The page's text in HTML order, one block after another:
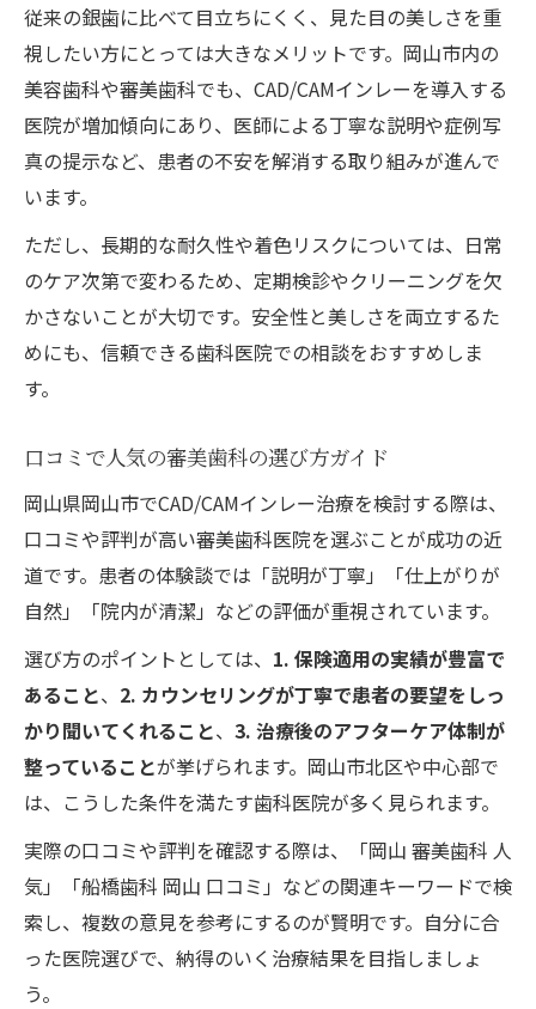
従来の銀歯に比べて目立ちにくく、見た目の美しさを重
視したい方にとっては大きなメリットです。岡山市内の
美容歯科や審美歯科でも、CAD/CAMインレーを導入する
医院が増加傾向にあり、医師による丁寧な説明や症例写
真の提示など、患者の不安を解消する取り組みが進んで
います。
ただし、長期的な耐久性や着色リスクについては、日常
のケア次第で変わるため、定期検診やクリーニングを欠
かさないことが大切です。安全性と美しさを両立するた
めにも、信頼できる歯科医院での相談をおすすめしま
す。
口コミで人気の審美歯科の選び方ガイド
岡山県岡山市でCAD/CAMインレー治療を検討する際は、
口コミや評判が高い審美歯科医院を選ぶことが成功の近
道です。患者の体験談では「説明が丁寧」「仕上がりが
自然」「院内が清潔」などの評価が重視されています。
選び方のポイントとしては、 1. 保険適用の実績が豊富で
あること、 2. カウンセリングが丁寧で患者の要望をしっ
かり聞いてくれること、 3. 治療後のアフターケア体制が
整っていることが挙げられます。岡山市北区や中心部で
は、こうした条件を満たす歯科医院が多く見られます。
実際の口コミや評判を確認する際は、「岡山 審美歯科 人
気」「船橋歯科 岡山 口コミ」などの関連キーワードで検
索し、複数の意見を参考にするのが賢明です。自分に合
った医院選びで、納得のいく治療結果を目指しましょ
う。